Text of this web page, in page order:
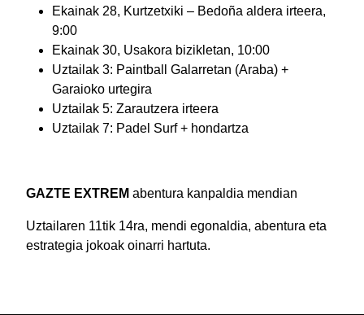
Ekainak 28, Kurtzetxiki – Bedoña aldera irteera,
9:00
Ekainak 30, Usakora bizikletan, 10:00
Uztailak 3: Paintball Galarretan (Araba) +
Garaioko urtegira
Uztailak 5: Zarautzera irteera
Uztailak 7: Padel Surf + hondartza
GAZTE EXTREM abentura kanpaldia mendian
Uztailaren 11tik 14ra, mendi egonaldia, abentura eta
estrategia jokoak oinarri hartuta.